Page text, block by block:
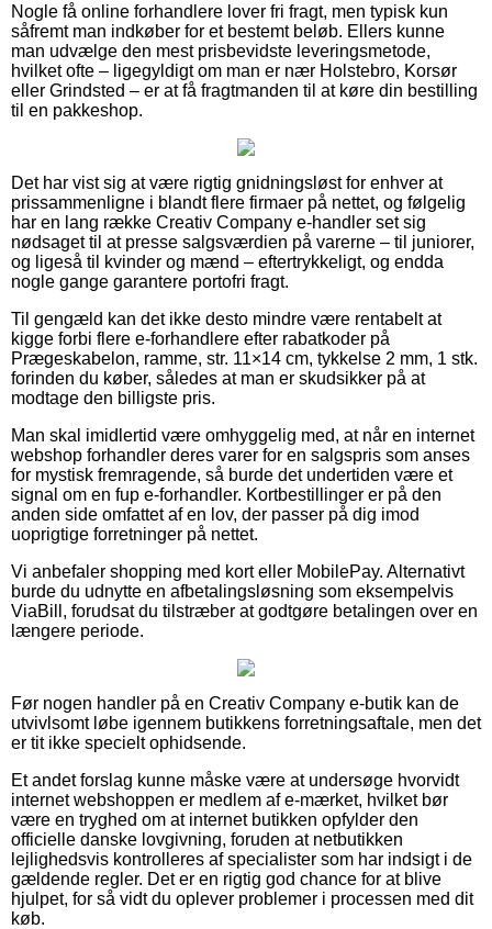
Nogle få online forhandlere lover fri fragt, men typisk kun
såfremt man indkøber for et bestemt beløb. Ellers kunne
man udvælge den mest prisbevidste leveringsmetode,
hvilket ofte – ligegyldigt om man er nær Holstebro, Korsør
eller Grindsted – er at få fragtmanden til at køre din bestilling
til en pakkeshop.
Det har vist sig at være rigtig gnidningsløst for enhver at
prissammenligne i blandt flere firmaer på nettet, og følgelig
har en lang række Creativ Company e-handler set sig
nødsaget til at presse salgsværdien på varerne – til juniorer,
og ligeså til kvinder og mænd – eftertrykkeligt, og endda
nogle gange garantere portofri fragt.
Til gengæld kan det ikke desto mindre være rentabelt at
kigge forbi flere e-forhandlere efter rabatkoder på
Prægeskabelon, ramme, str. 11×14 cm, tykkelse 2 mm, 1 stk.
forinden du køber, således at man er skudsikker på at
modtage den billigste pris.
Man skal imidlertid være omhyggelig med, at når en internet
webshop forhandler deres varer for en salgspris som anses
for mystisk fremragende, så burde det undertiden være et
signal om en fup e-forhandler. Kortbestillinger er på den
anden side omfattet af en lov, der passer på dig imod
uoprigtige forretninger på nettet.
Vi anbefaler shopping med kort eller MobilePay. Alternativt
burde du udnytte en afbetalingsløsning som eksempelvis
ViaBill, forudsat du tilstræber at godtgøre betalingen over en
længere periode.
Før nogen handler på en Creativ Company e-butik kan de
utvivlsomt løbe igennem butikkens forretningsaftale, men det
er tit ikke specielt ophidsende.
Et andet forslag kunne måske være at undersøge hvorvidt
internet webshoppen er medlem af e-mærket, hvilket bør
være en tryghed om at internet butikken opfylder den
officielle danske lovgivning, foruden at netbutikken
lejlighedsvis kontrolleres af specialister som har indsigt i de
gældende regler. Det er en rigtig god chance for at blive
hjulpet, for så vidt du oplever problemer i processen med dit
køb.